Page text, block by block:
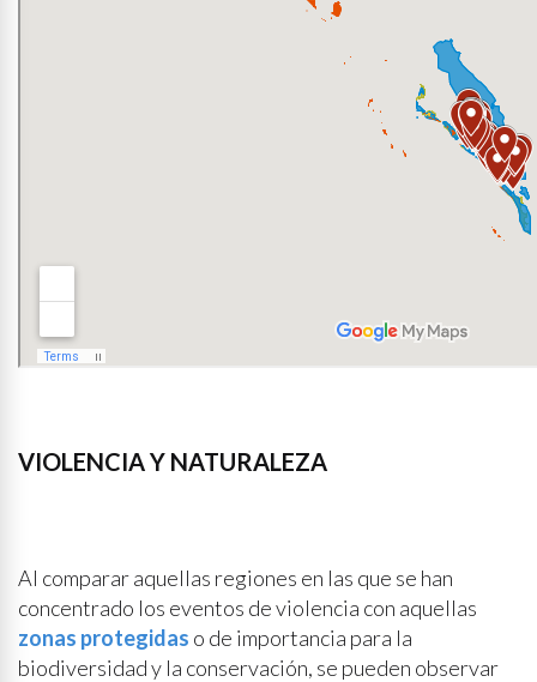
VIOLENCIA Y NATURALEZA
Al comparar aquellas regiones en las que se han
concentrado los eventos de violencia con aquellas
zonas protegidas o de importancia para la
biodiversidad y la conservación, se pueden observar